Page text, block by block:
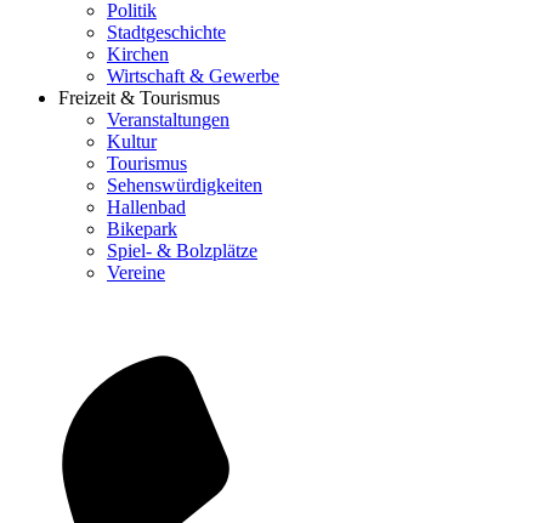
Politik
Stadtgeschichte
Kirchen
Wirtschaft & Gewerbe
Freizeit & Tourismus
Veranstaltungen
Kultur
Tourismus
Sehenswürdigkeiten
Hallenbad
Bikepark
Spiel- & Bolzplätze
Vereine